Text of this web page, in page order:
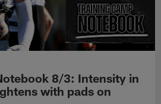
8/3: Intensity in
with pads on